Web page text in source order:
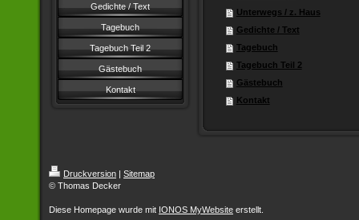
Gedichte / Text
Tagebuch
Tagebuch Teil 2
Gästebuch
Kontakt
Unterwegs / z. Haus
Gedichte / Text
Tagebuch
Tagebuch Teil 2
Gästebuch
Kontakt
Druckversion | Sitemap
© Thomas Decker
Diese Homepage wurde mit IONOS MyWebsite erstellt.